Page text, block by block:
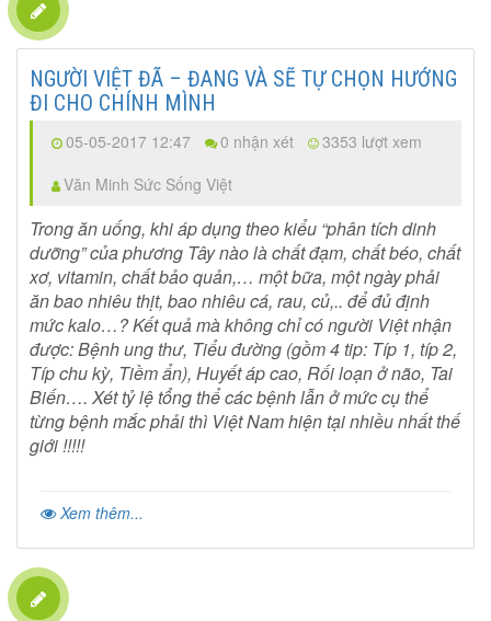
NGƯỜI VIỆT ĐÃ – ĐANG VÀ SẼ TỰ CHỌN HƯỚNG
ĐI CHO CHÍNH MÌNH
05-05-2017 12:47 0 nhận xét
3353 lượt xem
Văn Minh Sức Sống Việt
Trong ăn uống, khi áp dụng theo kiểu “phân tích dinh
dưỡng” của phương Tây nào là chất đạm, chất béo, chất
xơ, vitamin, chất bảo quản,… một bữa, một ngày phải
ăn bao nhiêu thịt, bao nhiêu cá, rau, củ,.. để đủ định
mức kalo…? Kết quả mà không chỉ có người Việt nhận
được: Bệnh ung thư, Tiểu đường (gồm 4 tip: Típ 1, típ 2,
Típ chu kỳ, Tiềm ẩn), Huyết áp cao, Rối loạn ở não, Tai
Biến…. Xét tỷ lệ tổng thể các bệnh lẫn ở mức cụ thể
từng bệnh mắc phải thì Việt Nam hiện tại nhiều nhất thế
giới !!!!!
Xem thêm...